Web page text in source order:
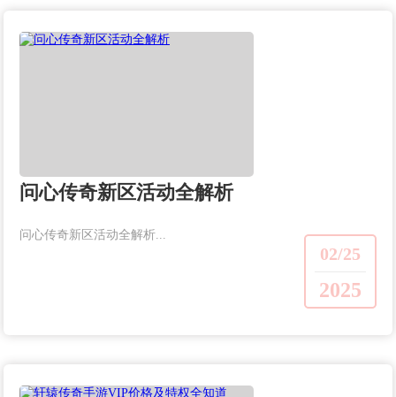
问心传奇新区活动全解析
02/25
2025
问心传奇新区活动全解析...